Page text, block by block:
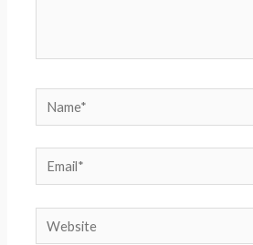
Name*
Email*
Website